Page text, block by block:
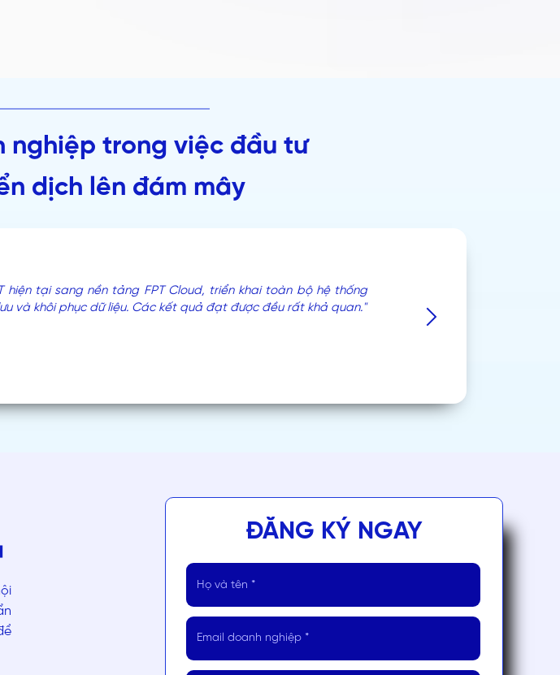
tại sang nền tảng FPT Cloud, triển khai toàn bộ hệ thống
và khôi phục dữ liệu. Các kết quả đạt được đều rất khả quan."
nghiệp trong việc đầu tư
dịch lên đám mây
ĐĂNG KÝ NGAY